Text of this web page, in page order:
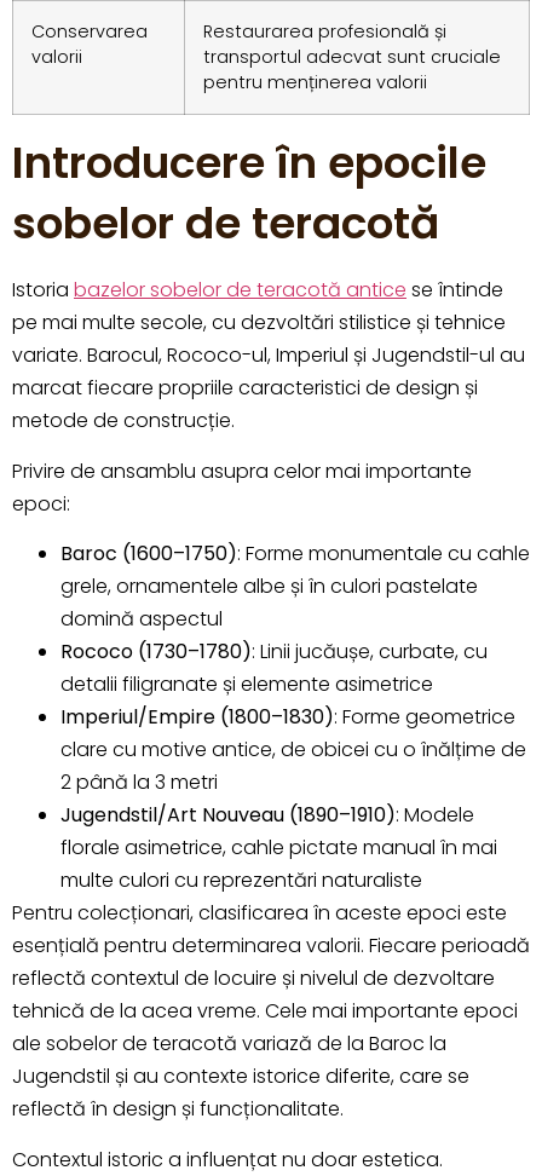
Conservarea
valorii
Restaurarea profesională și
transportul adecvat sunt cruciale
pentru menținerea valorii
Introducere în epocile
sobelor de teracotă
Istoria bazelor sobelor de teracotă antice se întinde
pe mai multe secole, cu dezvoltări stilistice și tehnice
variate. Barocul, Rococo-ul, Imperiul și Jugendstil-ul au
marcat fiecare propriile caracteristici de design și
metode de construcție.
Privire de ansamblu asupra celor mai importante
epoci:
Baroc (1600–1750): Forme monumentale cu cahle
grele, ornamentele albe și în culori pastelate
domină aspectul
Rococo (1730–1780): Linii jucăușe, curbate, cu
detalii filigranate și elemente asimetrice
Imperiul/Empire (1800–1830): Forme geometrice
clare cu motive antice, de obicei cu o înălțime de
2 până la 3 metri
Jugendstil/Art Nouveau (1890–1910): Modele
florale asimetrice, cahle pictate manual în mai
multe culori cu reprezentări naturaliste
Pentru colecționari, clasificarea în aceste epoci este
esențială pentru determinarea valorii. Fiecare perioadă
reflectă contextul de locuire și nivelul de dezvoltare
tehnică de la acea vreme. Cele mai importante epoci
ale sobelor de teracotă variază de la Baroc la
Jugendstil și au contexte istorice diferite, care se
reflectă în design și funcționalitate.
Contextul istoric a influențat nu doar estetica.